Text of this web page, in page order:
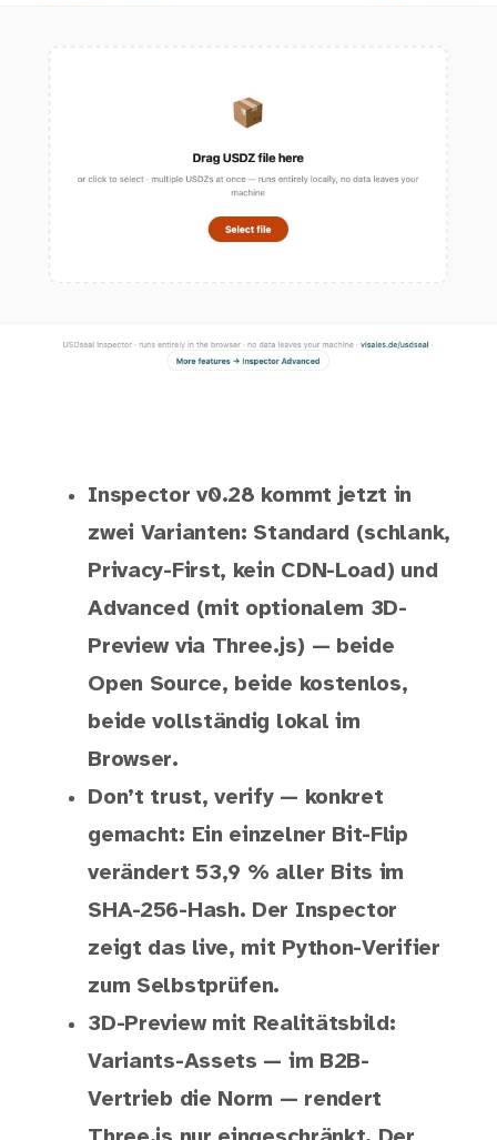
Inspector v0.28 kommt jetzt in
zwei Varianten: Standard (schlank,
Privacy-First, kein CDN-Load) und
Advanced (mit optionalem 3D-
Preview via Three.js) — beide
Open Source, beide kostenlos,
beide vollständig lokal im
Browser.
Don’t trust, verify — konkret
gemacht: Ein einzelner Bit-Flip
verändert 53,9 % aller Bits im
SHA-256-Hash. Der Inspector
zeigt das live, mit Python-Verifier
zum Selbstprüfen.
3D-Preview mit Realitätsbild:
Variants-Assets — im B2B-
Vertrieb die Norm — rendert